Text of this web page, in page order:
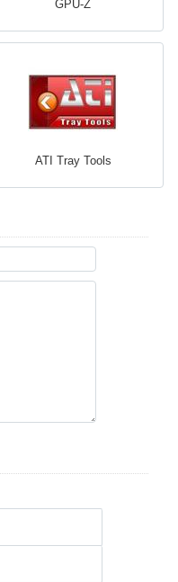
GPU-Z
ATI Tray Tools